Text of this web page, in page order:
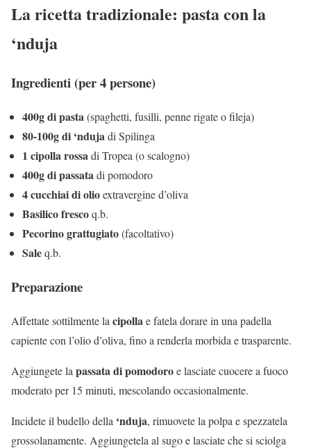
La ricetta tradizionale: pasta con la
‘nduja
Ingredienti (per 4 persone)
400g di pasta(spaghetti, fusilli, penne rigate o fileja)
80-100g di ‘ndujadi Spilinga
1 cipolla rossadi Tropea (o scalogno)
400g di passatadi pomodoro
4 cucchiai di olioextravergine d’oliva
Basilico frescoq.b.
Pecorino grattugiato(facoltativo)
Saleq.b.
Preparazione
Affettate sottilmente la cipolla e fatela dorare in una padella
capiente con l’olio d’oliva, fino a renderla morbida e trasparente.
Aggiungete la passata di pomodoroe lasciate cuocere a fuoco
moderato per 15 minuti, mescolando occasionalmente.
Incidete il budello della ‘nduja, rimuovete la polpa e spezzatela
grossolanamente. Aggiungetela al sugo e lasciate che si sciolga